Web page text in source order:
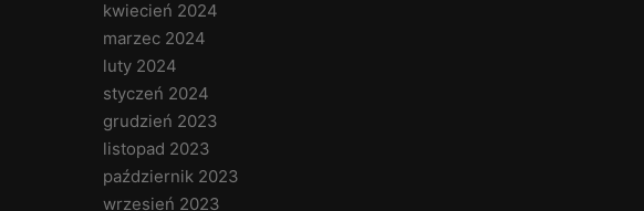
kwiecień 2024
marzec 2024
luty 2024
styczeń 2024
grudzień 2023
listopad 2023
październik 2023
wrzesień 2023